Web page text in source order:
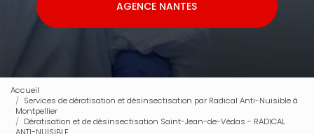
AGENCE NANTES
Accueil
Services de dératisation et désinsectisation par Radical Anti-Nuisible à
Montpellier
Dératisation et de désinsectisation Saint-Jean-de-Védas - RADICAL
ANTI-NUISIBLE